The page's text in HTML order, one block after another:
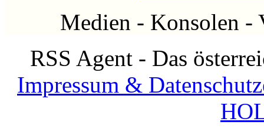
Medien - Konsolen -
RSS Agent - Das
Impressum &